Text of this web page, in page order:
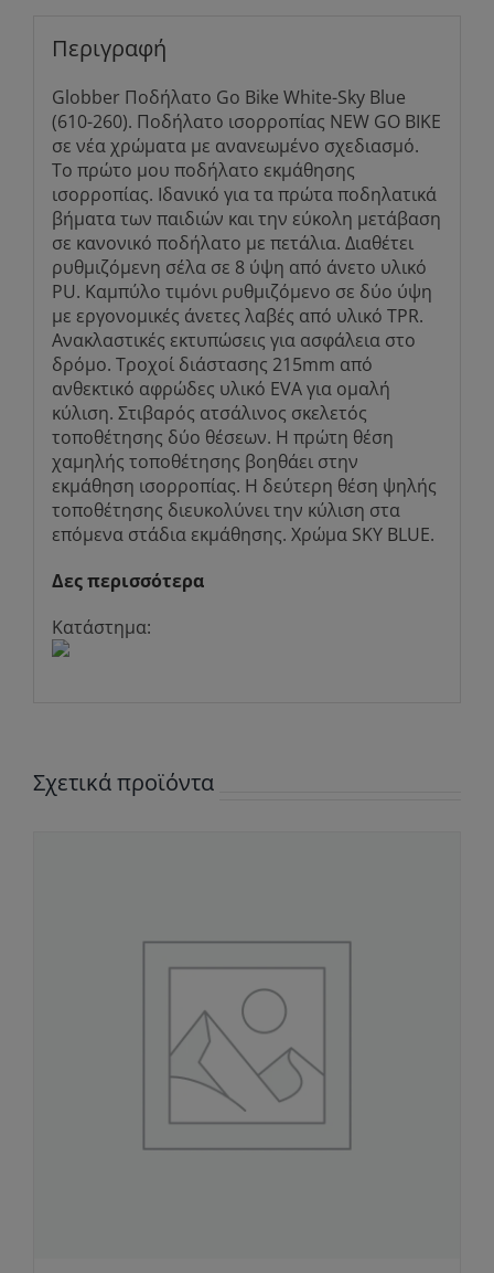
Περιγραφή
Globber Ποδήλατο Go Bike White-Sky Blue
(610-260). Ποδήλατο ισορροπίας NEW GO BIKE
σε νέα χρώματα με ανανεωμένο σχεδιασμό.
Το πρώτο μου ποδήλατο εκμάθησης
ισορροπίας. Ιδανικό για τα πρώτα ποδηλατικά
βήματα των παιδιών και την εύκολη μετάβαση
σε κανονικό ποδήλατο με πετάλια. Διαθέτει
ρυθμιζόμενη σέλα σε 8 ύψη από άνετο υλικό
PU. Καμπύλο τιμόνι ρυθμιζόμενο σε δύο ύψη
με εργονομικές άνετες λαβές από υλικό TPR.
Ανακλαστικές εκτυπώσεις για ασφάλεια στο
δρόμο. Τροχοί διάστασης 215mm από
ανθεκτικό αφρώδες υλικό EVA για ομαλή
κύλιση. Στιβαρός ατσάλινος σκελετός
τοποθέτησης δύο θέσεων. Η πρώτη θέση
χαμηλής τοποθέτησης βοηθάει στην
εκμάθηση ισορροπίας. Η δεύτερη θέση ψηλής
τοποθέτησης διευκολύνει την κύλιση στα
επόμενα στάδια εκμάθησης. Χρώμα SKY BLUE.
Δες περισσότερα
Κατάστημα:
Σχετικά προϊόντα